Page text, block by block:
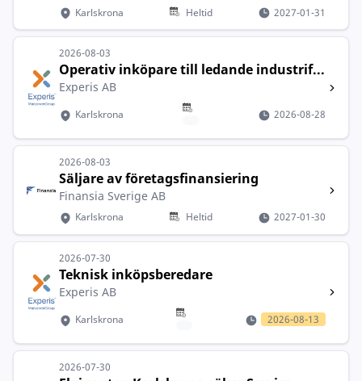
Karlskrona Heltid 2027-01-31
2026-08-03
Operativ inköpare till ledande industrif...
Experis AB
Karlskrona 2026-08-28
2026-08-03
Säljare av företagsfinansiering
Finansia Sverige AB
Karlskrona Heltid 2027-01-30
2026-07-30
Teknisk inköpsberedare
Experis AB
Karlskrona 2026-08-13
2026-07-30